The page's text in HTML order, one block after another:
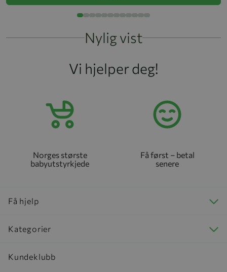
Nylig vist
Vi hjelper deg!
Norges største
babyutstyrkjede
Få først – betal
senere
Få hjelp
Kategorier
Kundeklubb